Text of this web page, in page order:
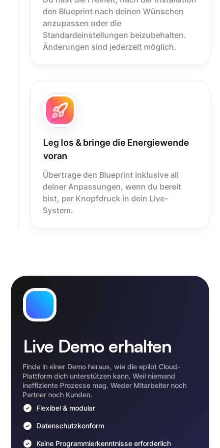
den Blueprint nach deinen Wünschen
anzupassen oder die
Standardeinstellungen beizubehalten.
Änderungen sind jederzeit möglich.
Leg los & bringe die Energiewende
voran
Übertrage den Blueprint inklusive all
deiner Anpassungen, wenn du bereit
bist, per Knopfdruck in dein Live-
System.
Live Demo erhalten
Finde in einer Demo heraus, wie die epilot Cloud-
Plattform dich unterstützen kann. Weil niemand
ineffiziente Prozesse mag. Weder Mitarbeiter noch
Partner noch Kunden.
Flexibel & modular
Datenschutzkonform
Keine Programmierkenntnisse erforderlich